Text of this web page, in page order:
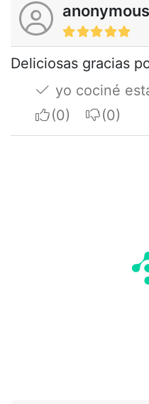
anonymous
Deliciosas gracias
yo cociné
I apreciate
I do